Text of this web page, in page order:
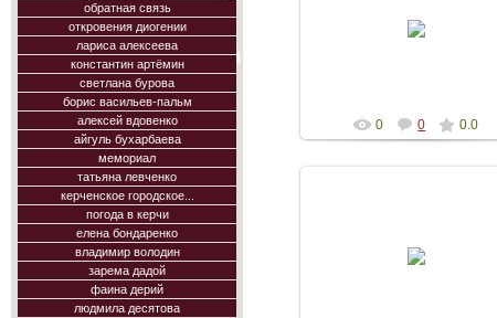
обратная связь
откровения диогении
лариса алексеева
константин артёмин
светлана бурова
борис васильев-пальм
алексей вдовенко
айгуль бухарбаева
мемориал
татьяна левченко
керченское городское...
погода в керчи
елена бондаренко
владимир володин
зарема дадой
фаина дерий
людмила десятова
презентация альманаха Лира
Боспора выпуск 16
0 0 0.0
презентация альманаха Лира
Боспора выпуск 16